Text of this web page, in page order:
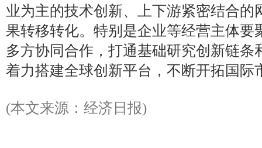
业为主的技术创新、上下游紧密结合的
果转移转化。特别是企业等经营主体要
多方协同合作，打通基础研究创新链条
着力搭建全球创新平台，不断开拓国际
(本文来源：经济日报)